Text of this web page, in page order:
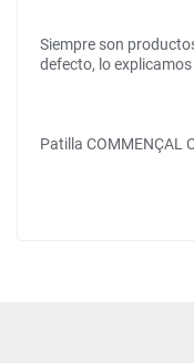
Siempre son
defecto, lo
Patilla COMMENÇAL